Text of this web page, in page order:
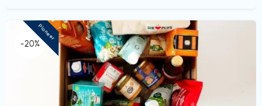
-20%
Pioneer